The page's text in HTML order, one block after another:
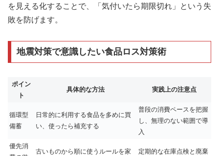
を見える化することで、「気付いたら期限切れ」という失
敗を防げます。
地震対策で意識したい食品ロス対策術
ポイン
ト
具体的な方法 実践上の注意点
循環型
備蓄
日常的に利用する食品を多めに買
い、使ったら補充する
普段の消費ペースを把握
し、無理のない範囲で導
入
優先消
古いものから順に使うルールを家 定期的な在庫点検と廃棄